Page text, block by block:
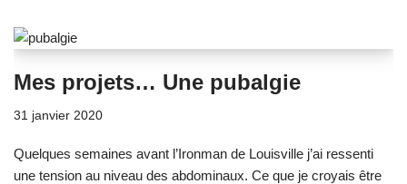
Mes projets… Une pubalgie
31 janvier 2020
Quelques semaines avant l’Ironman de Louisville j’ai ressenti
une tension au niveau des abdominaux. Ce que je croyais être